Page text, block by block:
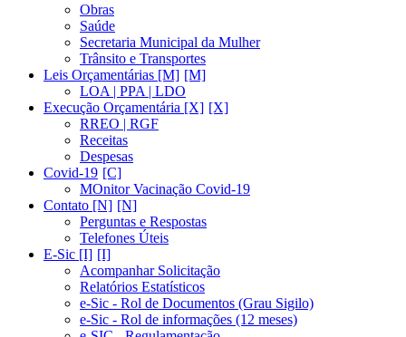
Obras
Saúde
Secretaria Municipal da Mulher
Trânsito e Transportes
Leis Orçamentárias [M]
LOA | PPA | LDO
Execução Orçamentária [X]
RREO | RGF
Receitas
Despesas
Covid-19
MOnitor Vacinação Covid-19
Contato [N]
Perguntas e Respostas
Telefones Úteis
E-Sic [I]
Acompanhar Solicitação
Relatórios Estatísticos
e-Sic - Rol de Documentos (Grau Sigilo)
e-Sic - Rol de informações (12 meses)